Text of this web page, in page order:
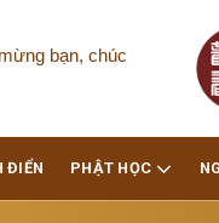
bạn, chúc
ĐIỂN PHẬT HỌC